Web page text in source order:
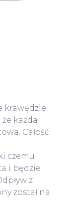
krawędzie
każda
Całość
czemu
i będzie
z
został na